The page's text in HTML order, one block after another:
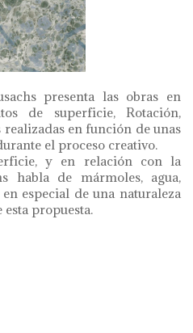
presenta las obras en
de superficie, Rotación,
realizadas en función de unas
el proceso creativo.
y en relación con la
habla de mármoles, agua,
especial de una naturaleza
propuesta.
maria cusachs.